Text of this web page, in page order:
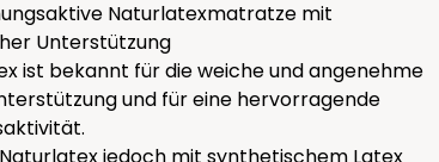
Naturlatexmatratze mit
Unterstützung
ist bekannt für die weiche und angenehme
und für eine hervorragende